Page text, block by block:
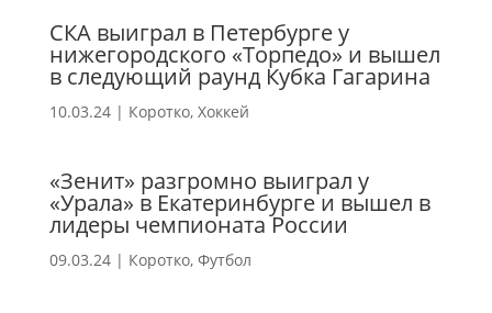
СКА выиграл в Петербурге у
нижегородского «Торпедо» и вышел
в следующий раунд Кубка Гагарина
10.03.24| Коротко, Хоккей
«Зенит» разгромно выиграл у
«Урала» в Екатеринбурге и вышел в
лидеры чемпионата России
09.03.24| Коротко, Футбол